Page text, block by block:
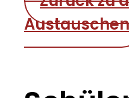
Austauschen